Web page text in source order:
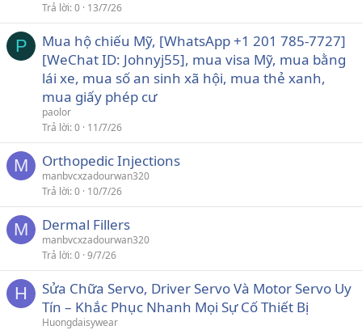
Trả lời 0 13/7/26
P
Mua hộ chiếu Mỹ, [WhatsApp +1 201 785-7727]
[WeChat ID: Johnyj55], mua visa Mỹ, mua bằng
lái xe, mua số an sinh xã hội, mua thẻ xanh,
mua giấy phép cư
paolor
Trả lời 0 11/7/26
M Orthopedic Injections
manbvcxzadourwan320
Trả lời 0 10/7/26
M Dermal Fillers
manbvcxzadourwan320
Trả lời 0 9/7/26
H
Sửa Chữa Servo, Driver Servo Và Motor Servo Uy
Tín – Khắc Phục Nhanh Mọi Sự Cố Thiết Bị
Huongdaisywear